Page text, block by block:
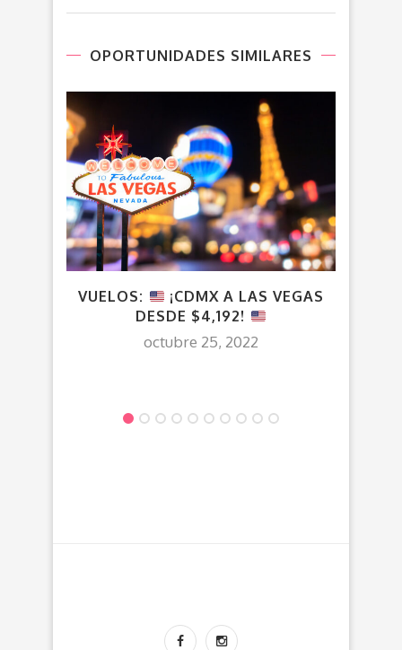
OPORTUNIDADES SIMILARES
VUELOS:
¡CDMX A LAS VEGAS
DESDE $4,192!
octubre 25, 2022